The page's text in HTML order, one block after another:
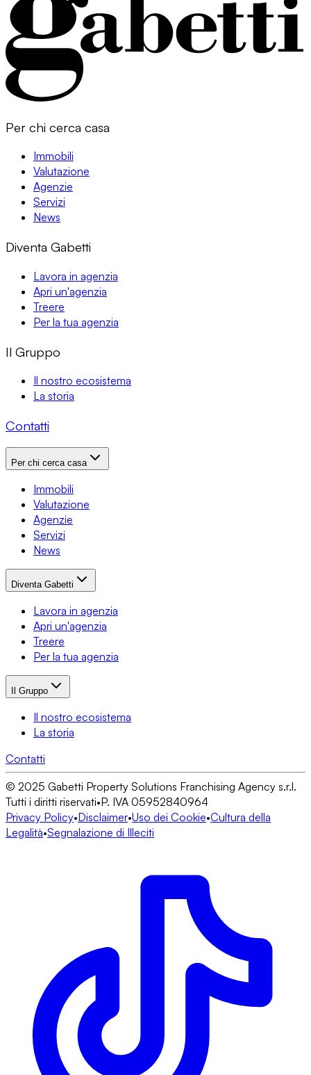
Per chi cerca casa
Immobili
Valutazione
Agenzie
Servizi
News
Diventa Gabetti
Lavora in agenzia
Apri un'agenzia
Treere
Per la tua agenzia
Il Gruppo
Il nostro ecosistema
La storia
Contatti
Per chi cerca casa
Immobili
Valutazione
Agenzie
Servizi
News
Diventa Gabetti
Lavora in agenzia
Apri un'agenzia
Treere
Per la tua agenzia
Il Gruppo
Il nostro ecosistema
La storia
Contatti
© 2025 Gabetti Property Solutions Franchising Agency s.r.l.
Tutti i diritti riservati•P. IVA 05952840964
Privacy Policy•Disclaimer•Uso dei Cookie•Cultura della
Legalità•Segnalazione di Illeciti